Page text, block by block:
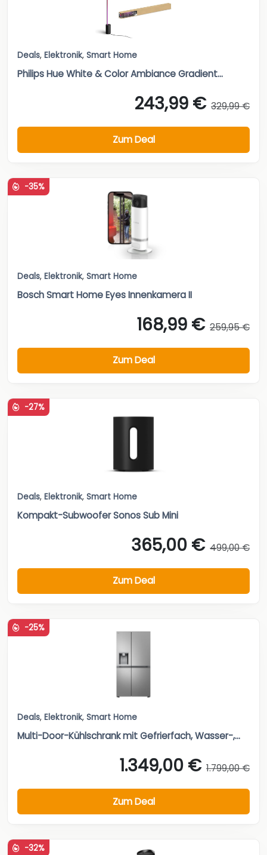
Deals, Elektronik, Smart Home
Philips Hue White & Color Ambiance Gradient...
243,99 € 329,99 €
Zum Deal
-35%
Deals, Elektronik, Smart Home
Bosch Smart Home Eyes Innenkamera II
168,99 € 259,95 €
Zum Deal
-27%
Deals, Elektronik, Smart Home
Kompakt-Subwoofer Sonos Sub Mini
365,00 € 499,00 €
Zum Deal
-25%
Deals, Elektronik, Smart Home
Multi-Door-Kühlschrank mit Gefrierfach, Wasser-,...
1.349,00 € 1.799,00 €
Zum Deal
-32%